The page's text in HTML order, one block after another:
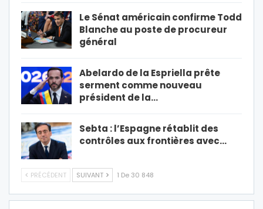
Le Sénat américain confirme Todd
Blanche au poste de procureur
général
Abelardo de la Espriella prête
serment comme nouveau
président de la…
Sebta : l’Espagne rétablit des
contrôles aux frontières avec…
PRÉCÉDENT SUIVANT 1 De 30 848